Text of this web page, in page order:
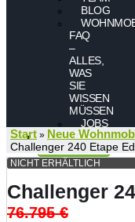
BLOG
FAQ
–
ALLES,
WAS
SIE
WISSEN
MÜSSEN
JOBS
KONTAKT
Start » Neue
Challenger 240 Etape
NICHT ERHÄLTLICH
Challenger
76.795€